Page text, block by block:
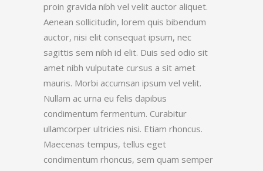
proin gravida nibh vel velit auctor aliquet.
Aenean sollicitudin, lorem quis bibendum
auctor, nisi elit consequat ipsum, nec
sagittis sem nibh id elit. Duis sed odio sit
amet nibh vulputate cursus a sit amet
mauris. Morbi accumsan ipsum vel velit.
Nullam ac urna eu felis dapibus
condimentum fermentum. Curabitur
ullamcorper ultricies nisi. Etiam rhoncus.
Maecenas tempus, tellus eget
condimentum rhoncus, sem quam semper